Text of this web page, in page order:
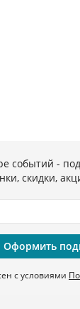
событий -
скидки,
Оформить
с условиями